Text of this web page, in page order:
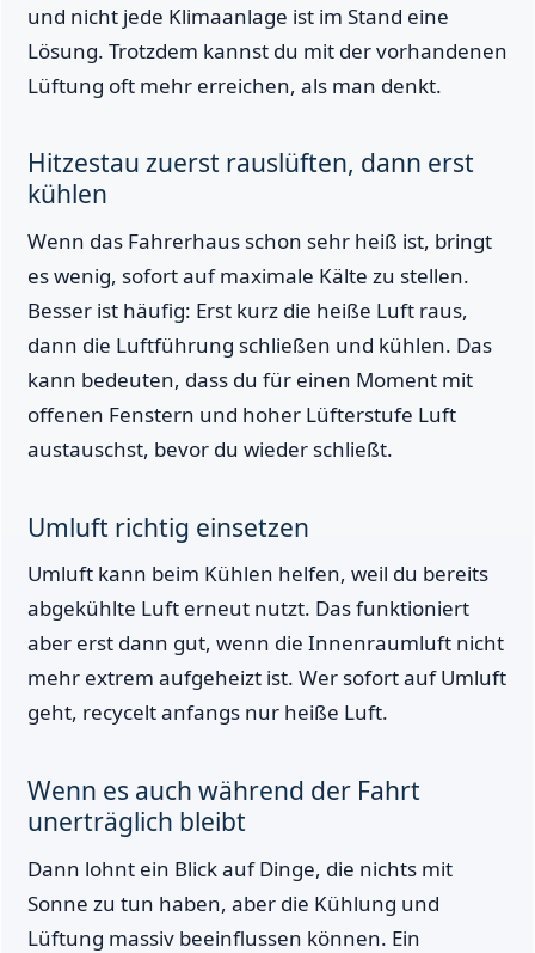
und nicht jede Klimaanlage ist im Stand eine
Lösung. Trotzdem kannst du mit der vorhandenen
Lüftung oft mehr erreichen, als man denkt.
Hitzestau zuerst rauslüften, dann erst
kühlen
Wenn das Fahrerhaus schon sehr heiß ist, bringt
es wenig, sofort auf maximale Kälte zu stellen.
Besser ist häufig: Erst kurz die heiße Luft raus,
dann die Luftführung schließen und kühlen. Das
kann bedeuten, dass du für einen Moment mit
offenen Fenstern und hoher Lüfterstufe Luft
austauschst, bevor du wieder schließt.
Umluft richtig einsetzen
Umluft kann beim Kühlen helfen, weil du bereits
abgekühlte Luft erneut nutzt. Das funktioniert
aber erst dann gut, wenn die Innenraumluft nicht
mehr extrem aufgeheizt ist. Wer sofort auf Umluft
geht, recycelt anfangs nur heiße Luft.
Wenn es auch während der Fahrt
unerträglich bleibt
Dann lohnt ein Blick auf Dinge, die nichts mit
Sonne zu tun haben, aber die Kühlung und
Lüftung massiv beeinflussen können. Ein